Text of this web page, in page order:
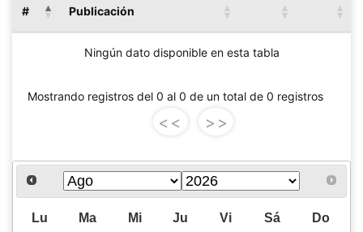
# Publicación
Ningún dato disponible en esta tabla
Mostrando registros del 0 al 0 de un total de 0 registros
<< >>
Lu Ma Mi Ju Vi Sá Do